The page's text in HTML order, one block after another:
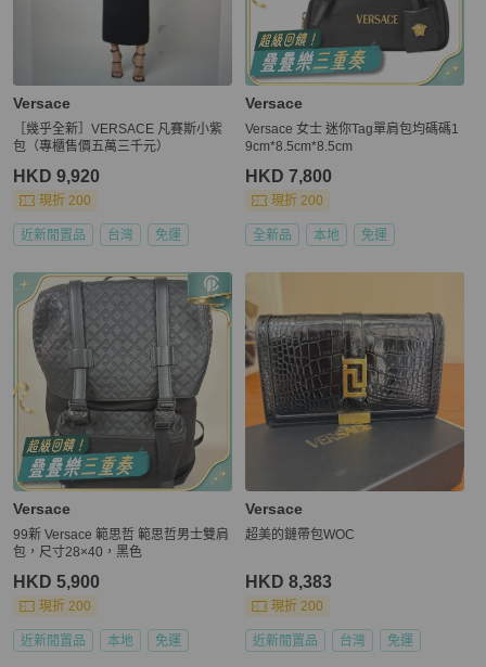
Versace
［幾乎全新］VERSACE 凡賽斯小紫
包（專櫃售價五萬三千元）
HKD 9,920
現折 200
近新閒置品 台灣 免運
Versace
Versace 女士 迷你Tag單肩包均碼碼1
9cm*8.5cm*8.5cm
HKD 7,800
現折 200
全新品 本地 免運
Versace
99新 Versace 範思哲 範思哲男士雙肩
包，尺寸28×40，黑色
HKD 5,900
現折 200
近新閒置品 本地 免運
Versace
超美的鏈帶包WOC
HKD 8,383
現折 200
近新閒置品 台灣 免運